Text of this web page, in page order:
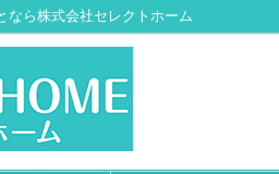
なら株式会社セレクトホーム